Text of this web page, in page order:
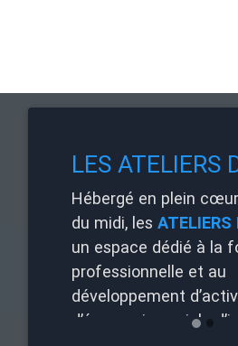
ATELIERS DU MIDI
en plein cœur du quartier
ATELIERS DU MIDIest
dédié à la formation
et au
d’activités
sociale d’insertion :